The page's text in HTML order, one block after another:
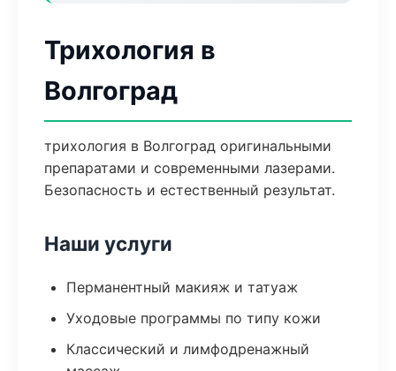
Трихология в
Волгоград
трихология в Волгоград оригинальными
препаратами и современными лазерами.
Безопасность и естественный результат.
Наши услуги
Перманентный макияж и татуаж
Уходовые программы по типу кожи
Классический и лимфодренажный